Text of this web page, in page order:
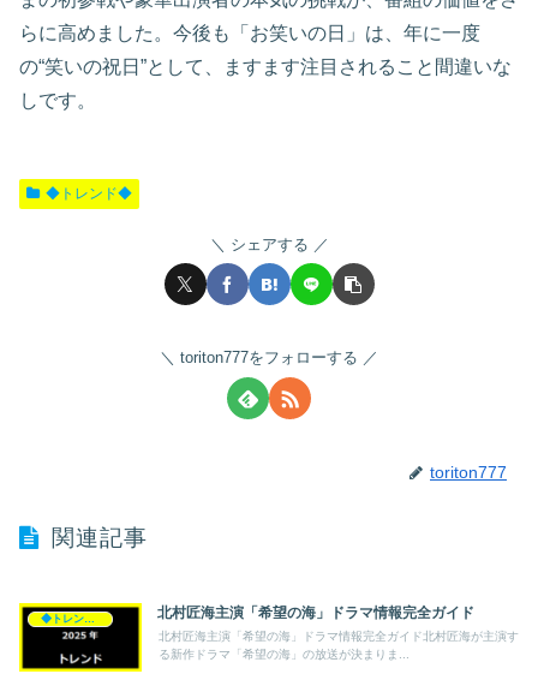
らに高めました。今後も「お笑いの日」は、年に一度
の“笑いの祝日”として、ますます注目されること間違いな
しです。
◆トレンド◆
シェアする
toriton777をフォローする
toriton777
関連記事
北村匠海主演「希望の海」ドラマ情報完全ガイド
北村匠海主演「希望の海」ドラマ情報完全ガイド北村匠海が主演す
る新作ドラマ「希望の海」の放送が決まりま...